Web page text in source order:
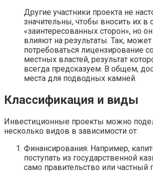
Другие участники проекта не
значительны, чтобы вносить их в
«заинтересованных сторон», но
влияют на результаты. Так, может
потребоваться лицензирование
местных властей, результат
всегда предсказуем. В общем,
места для подводных камней.
Классификация и виды
Инвестиционные проекты можно
несколько видов в зависимости от:
Финансирования. Например,
поступать из государственной
само правительство или частный